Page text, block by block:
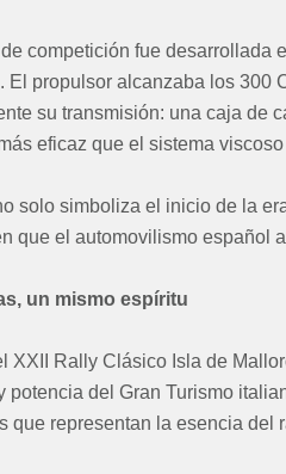
competición fue desarrollada
El propulsor alcanzaba los 300
su transmisión: una caja de
eficaz que el sistema
solo simboliza el inicio de la
que el automovilismo español
un mismo espíritu
XXII Rally Clásico Isla de
potencia del Gran Turismo
que representan la esencia